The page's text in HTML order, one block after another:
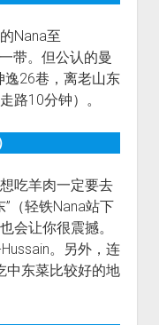
Nana至
带。但公认的曼
逸26巷，离老山东
路10分钟）。
吃羊肉一定要去
（轻铁Nana站下
会让你很震撼。
。另外，连
中东菜比较好的地